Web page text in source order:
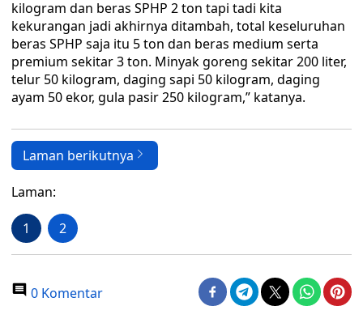
kilogram dan beras SPHP 2 ton tapi tadi kita
kekurangan jadi akhirnya ditambah, total keseluruhan
beras SPHP saja itu 5 ton dan beras medium serta
premium sekitar 3 ton. Minyak goreng sekitar 200 liter,
telur 50 kilogram, daging sapi 50 kilogram, daging
ayam 50 ekor, gula pasir 250 kilogram,” katanya.
Laman berikutnya
Laman:
1 2
0 Komentar